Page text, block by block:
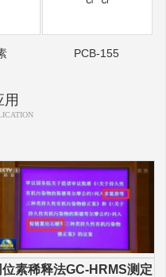
PCB-155
用
位素稀释法GC-HRMS测定